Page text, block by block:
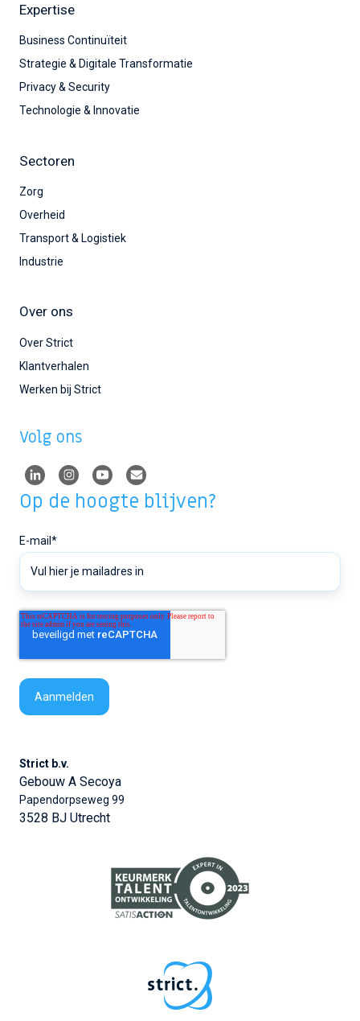
Expertise
Business Continuïteit
Strategie & Digitale Transformatie
Privacy & Security
Technologie & Innovatie
Sectoren
Zorg
Overheid
Transport & Logistiek
Industrie
Over ons
Over Strict
Klantverhalen
Werken bij Strict
Volg ons
Op de hoogte blijven?
E-mail*
Strict b.v.
Gebouw A Secoya
Papendorpseweg 99
3528 BJ Utrecht